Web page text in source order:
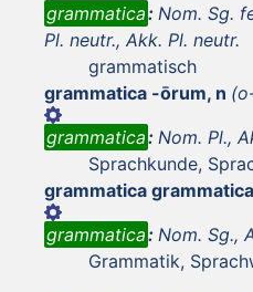
grammatica: Nom. Sg.
Pl. neutr., Akk. Pl. neutr.
grammatisch
grammatica -ōrum, n
grammatica: Nom. Pl.,
Sprachkunde,
grammatica
grammatica: Nom. Sg.,
Grammatik,